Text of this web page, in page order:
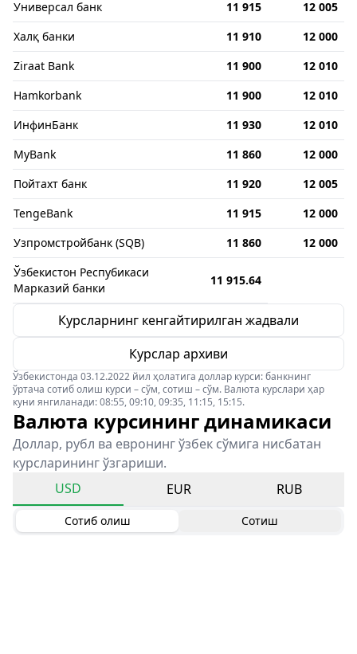
Универсал банк
11 915
12 005
Халқ банки
11 910
12 000
Ziraat Bank
11 900
12 010
Hamkorbank
11 900
12 010
ИнфинБанк
11 930
12 010
MyBank
11 860
12 000
Пойтахт банк
11 920
12 005
TengeBank
11 915
12 000
Узпромстройбанк (SQB)
11 860
12 000
Ўзбекистон Респубикаси
Марказий банки
11 915.64
Курсларнинг кенгайтирилган жадвали
Курслар архиви
Ўзбекистонда 03.12.2022 йил ҳолатига доллар курси: банкнинг
ўртача сотиб олиш курси – сўм, сотиш – сўм. Валюта курслари ҳар
куни янгиланади: 08:55, 09:10, 09:35, 11:15, 15:15.
Валюта курсининг динамикаси
Доллар, рубл ва евронинг ўзбек сўмига нисбатан
курсларининг ўзгариши.
USD
EUR RUB
Сотиб олиш Сотиш